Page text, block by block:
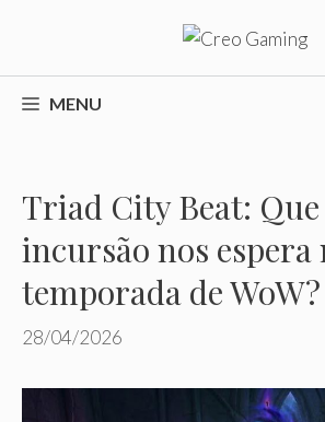
o
conteúdoMENU
Triad City Beat:
incursão nos espera
temporada de WoW?
28/04/2026